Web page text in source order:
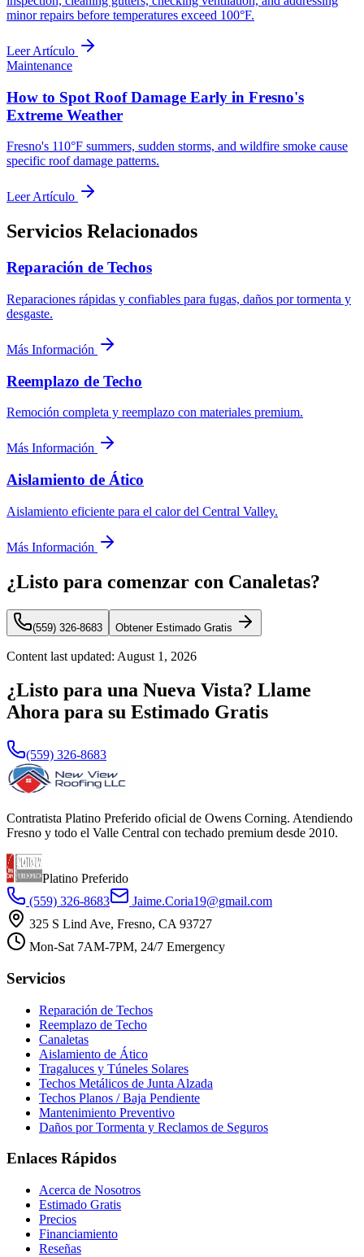
minor repairs before temperatures exceed 100°F.
Leer Artículo
Maintenance
How to Spot Roof Damage Early in Fresno's
Extreme Weather
Fresno's 110°F summers, sudden storms, and wildfire smoke cause
specific roof damage patterns.
Leer Artículo
Servicios Relacionados
Reparación de Techos
Reparaciones rápidas y confiables para fugas, daños por tormenta y
desgaste.
Más Información
Reemplazo de Techo
Remoción completa y reemplazo con materiales premium.
Más Información
Aislamiento de Ático
Aislamiento eficiente para el calor del Central Valley.
Más Información
¿Listo para comenzar con Canaletas?
(559) 326-8683 Obtener Estimado Gratis
Content last updated: August 1, 2026
¿Listo para una Nueva Vista? Llame
Ahora para su Estimado Gratis
(559) 326-8683
Contratista Platino Preferido oficial de Owens Corning. Atendiendo
Fresno y todo el Valle Central con techado premium desde 2010.
Platino Preferido
(559) 326-8683
Jaime.Coria19@gmail.com
325 S Lind Ave, Fresno, CA 93727
Mon-Sat 7AM-7PM, 24/7 Emergency
Servicios
Reparación de Techos
Reemplazo de Techo
Canaletas
Aislamiento de Ático
Tragaluces y Túneles Solares
Techos Metálicos de Junta Alzada
Techos Planos / Baja Pendiente
Mantenimiento Preventivo
Daños por Tormenta y Reclamos de Seguros
Enlaces Rápidos
Acerca de Nosotros
Estimado Gratis
Precios
Financiamiento
Reseñas